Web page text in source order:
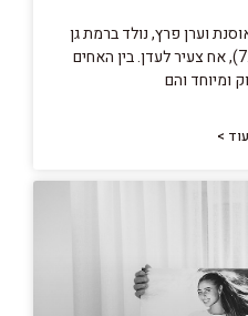
וערן פרץ, נולד ברמת גן
בי”ד בשבט תשס”א (7.2.2001), אח צעיר לעדן. בין האחים
ומיוחד והם
>